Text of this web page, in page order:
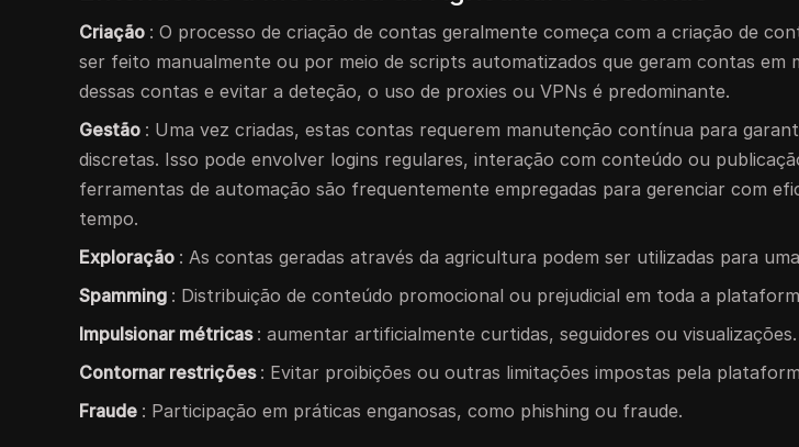
Criação : O processo de criação de contas geralmente começa com a criação de
ser feito manualmente ou por meio de scripts automatizados que geram contas em
dessas contas e evitar a deteção, o uso de proxies ou VPNs é predominante.
Gestão : Uma vez criadas, estas contas requerem manutenção contínua para
discretas. Isso pode envolver logins regulares, interação com conteúdo ou
ferramentas de automação são frequentemente empregadas para gerenciar com
tempo.
Exploração : As contas geradas através da agricultura podem ser utilizadas para
Spamming : Distribuição de conteúdo promocional ou prejudicial em toda a
Impulsionar métricas : aumentar artificialmente curtidas, seguidores ou visualizações.
Contornar restrições : Evitar proibições ou outras limitações impostas pela
Fraude : Participação em práticas enganosas, como phishing ou fraude.